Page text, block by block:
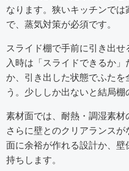
なります。狭いキッチンで
で、蒸気対策が必須です。
スライド棚で手前に引き出
入時は「スライドできるか
か、引き出した状態でふたを
う。少ししか出ないと結局棚
素材面では、耐熱・調湿素材
さらに壁とのクリアランス
面に余裕が作れる設計か、
持ちします。